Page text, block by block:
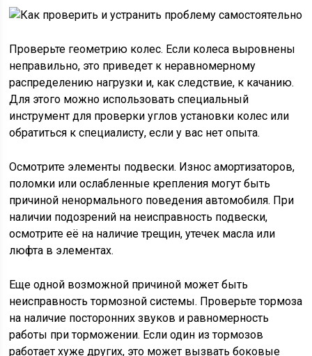
Проверьте геометрию колес. Если колеса выровнены
неправильно, это приведет к неравномерному
распределению нагрузки и, как следствие, к качанию.
Для этого можно использовать специальный
инструмент для проверки углов установки колес или
обратиться к специалисту, если у вас нет опыта.
Осмотрите элементы подвески. Износ амортизаторов,
поломки или ослабленные крепления могут быть
причиной ненормального поведения автомобиля. При
наличии подозрений на неисправность подвески,
осмотрите её на наличие трещин, утечек масла или
люфта в элементах.
Еще одной возможной причиной может быть
неисправность тормозной системы. Проверьте тормоза
на наличие посторонних звуков и равномерность
работы при торможении. Если один из тормозов
работает хуже других, это может вызвать боковые